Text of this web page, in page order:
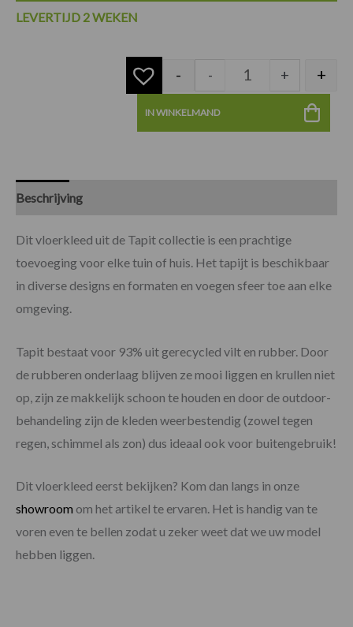
LEVERTIJD 2 WEKEN
- - + +
IN WINKELMAND
Beschrijving
Dit vloerkleed uit de Tapit collectie is een prachtige
toevoeging voor elke tuin of huis. Het tapijt is beschikbaar
in diverse designs en formaten en voegen sfeer toe aan elke
omgeving.
Tapit bestaat voor 93% uit gerecycled vilt en rubber. Door
de rubberen onderlaag blijven ze mooi liggen en krullen niet
op, zijn ze makkelijk schoon te houden en door de outdoor-
behandeling zijn de kleden weerbestendig (zowel tegen
regen, schimmel als zon) dus ideaal ook voor buitengebruik!
Dit vloerkleed eerst bekijken? Kom dan langs in onze
showroom om het artikel te ervaren. Het is handig van te
voren even te bellen zodat u zeker weet dat we uw model
hebben liggen.